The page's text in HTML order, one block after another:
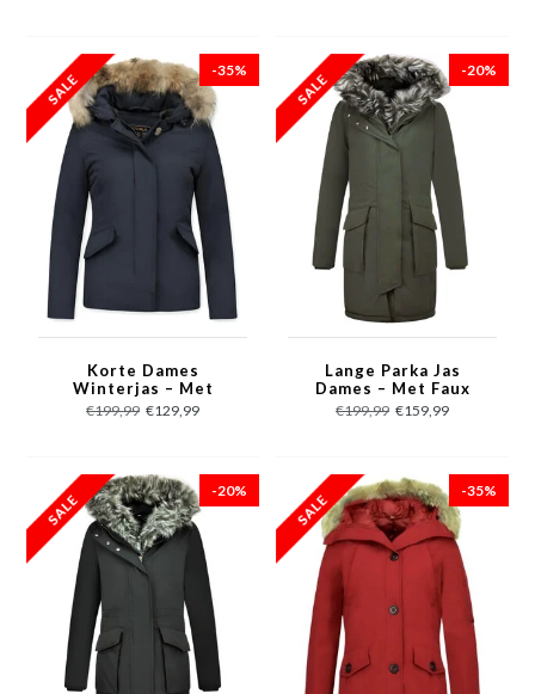
-35%
Korte Dames
Winterjas – Met
Bontkraag – Blauw
€199,99 €129,99
-20%
Lange Parka Jas
Dames – Met Faux
Bontkraag – 2728FX -
Groen
€199,99 €159,99
-20% -35%